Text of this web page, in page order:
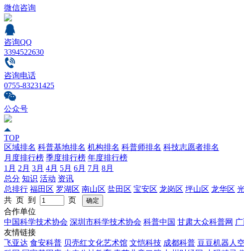
微信咨询
咨询QQ
3394522630
咨询电话
0755-83231425
公众号
TOP
区域排名 科普基地排名 机构排名 科普师排名 科技志愿者排名
月度排行榜 季度排行榜 年度排行榜
1月 2月 3月 4月 5月 6月 7月 8月
总分 知识 活动 资讯
总排行 福田区 罗湖区 南山区 盐田区 宝安区 龙岗区 坪山区 龙华区
共 页 到
页
合作单位
中国科学技术协会 深圳市科学技术协会 科普中国 甘肃大众科普网
友情链接
飞亚达 食安科普 贝壳红文化艺术馆 文恺科技 成都科普 豆豆机器人